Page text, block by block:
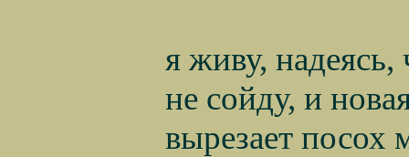
я живу, надеясь,
не сойду, и
вырезает